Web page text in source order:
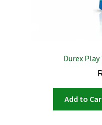
Durex
Add to